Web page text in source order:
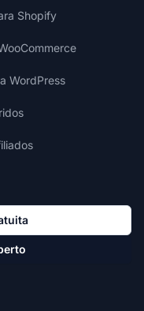
Shopify
WordPress